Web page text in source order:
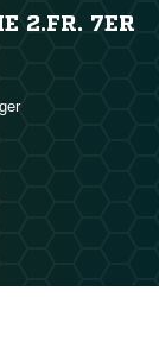
2.FR. 7ER